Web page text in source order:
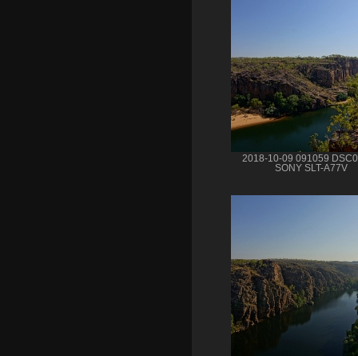
2018-10-09 091059
SONY SLT-A77V